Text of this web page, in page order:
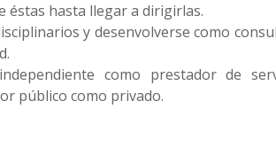
éstas hasta llegar a dirigirlas.
y desenvolverse como
como prestador de
público como privado.